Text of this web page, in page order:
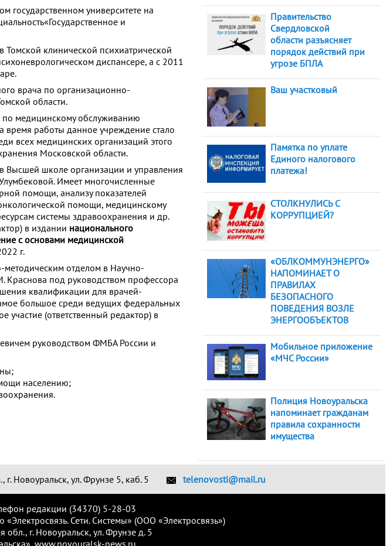
государственном университете на
и
Томской клинической психиатрической
диспансере, а с 2011
врача по организационно-
области.
по медицинскому обслуживанию
время работы данное учреждение стало
всех медицинских организаций этого
Московской области.
Высшей школе организации и управления
Имеет многочисленные
помощи, анализу показателей
помощи, медицинскому
системы здравоохранения и др.
в издании национального
с основами медицинской
г.
отделом в Научно-
Краснова под руководством профессора
квалификации для врачей-
большое среди ведущих федеральных
участие (ответственный редактор) в
руководством ФМБА России и
населению;
Правительство
Свердловской
области разъясняет
порядок действий при
угрозе БПЛА
Ваш участковый
Памятка по уплате
Единого налогового
платежа!
СТОЛКНУЛИСЬ С
КОРРУПЦИЕЙ?
«ОБЛКОММУНЭНЕРГО»
НАПОМИНАЕТ О
ПРАВИЛАХ
БЕЗОПАСНОГО
ПОВЕДЕНИЯ ВОЗЛЕ
ЭНЕРГООБЪЕКТОВ
Мобильное приложение
«МЧС России»
Полиция Новоуральска
напоминает гражданам
правила сохранности
имущества
г. Новоуральск, ул. Фрунзе 5, каб. 5 telenovosti@mail.ru
редакции (34370) 5-28-03
Сети. Системы» (ООО «Электросвязь»)
г. Новоуральск, ул. Фрунзе д. 5